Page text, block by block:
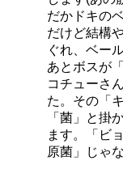
だかドキの
だけど結構
ぐれ、ベー
あとボスが
コチューさ
た。その「
「菌」と掛
ます。「ビ
原菌」じゃ